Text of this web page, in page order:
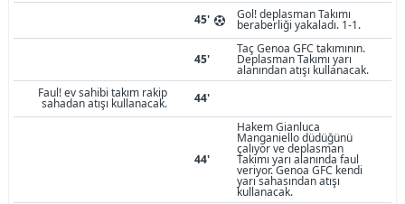
45' Gol! deplasman Takımı
beraberliği yakaladı. 1-1.
45'
Taç Genoa GFC takımının.
Deplasman Takımı yarı
alanından atışı kullanacak.
Faul! ev sahibi takım rakip
sahadan atışı kullanacak. 44'
44'
Hakem Gianluca
Manganiello düdüğünü
çalıyor ve deplasman
Takımı yarı alanında faul
veriyor. Genoa GFC kendi
yarı sahasından atışı
kullanacak.